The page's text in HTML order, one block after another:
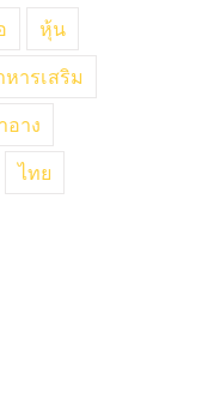
หุ้น
หารเสริม
อาง
ไทย